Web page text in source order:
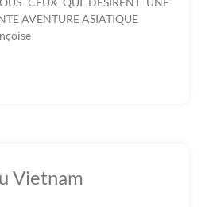
AVENTURE ASIATIQUE
Vietnam